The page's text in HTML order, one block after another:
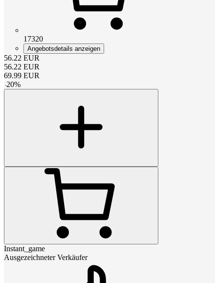
17320
Angebotsdetails anzeigen
56.22 EUR
56.22 EUR
69.99 EUR
-20%
Instant_game
Ausgezeichneter Verkäufer